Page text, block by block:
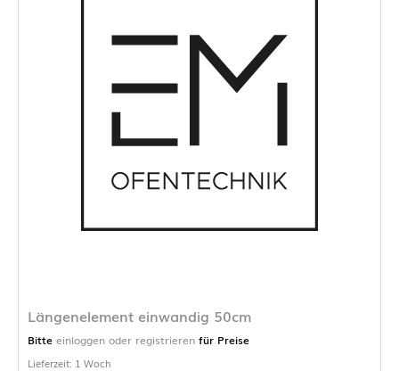
Längenelement einwandig 50cm
Bitte einloggen oder registrieren für Preise
Lieferzeit: 1 Woch